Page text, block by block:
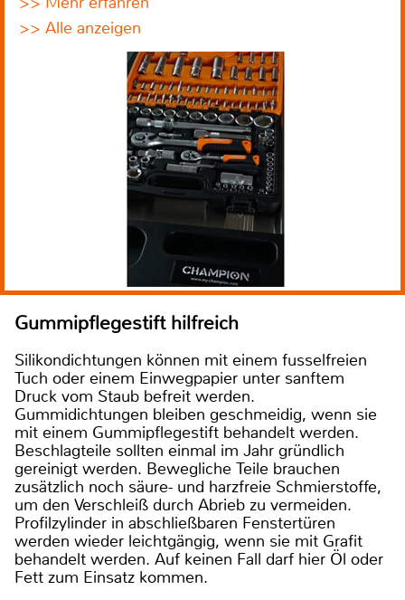
>> Alle anzeigen
Gummipflegestift hilfreich
Silikondichtungen können mit einem fusselfreien
Tuch oder einem Einwegpapier unter sanftem
Druck vom Staub befreit werden.
Gummidichtungen bleiben geschmeidig, wenn sie
mit einem Gummipflegestift behandelt werden.
Beschlagteile sollten einmal im Jahr gründlich
gereinigt werden. Bewegliche Teile brauchen
zusätzlich noch säure- und harzfreie Schmierstoffe,
um den Verschleiß durch Abrieb zu vermeiden.
Profilzylinder in abschließbaren Fenstertüren
werden wieder leichtgängig, wenn sie mit Grafit
behandelt werden. Auf keinen Fall darf hier Öl oder
Fett zum Einsatz kommen.